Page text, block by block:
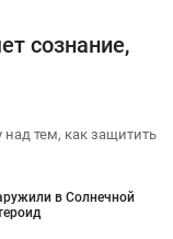
сознание,
над тем, как защитить
в Солнечной